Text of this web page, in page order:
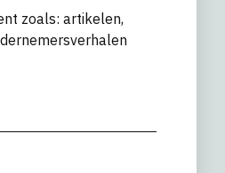
zoals: artikelen,